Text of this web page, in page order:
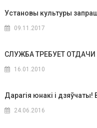
Установы культуры
09.11.2017
СЛУЖБА ТРЕБУЕТ ОТДАЧИ
16.01.2010
Дарагія юнакі і
24.06.2016